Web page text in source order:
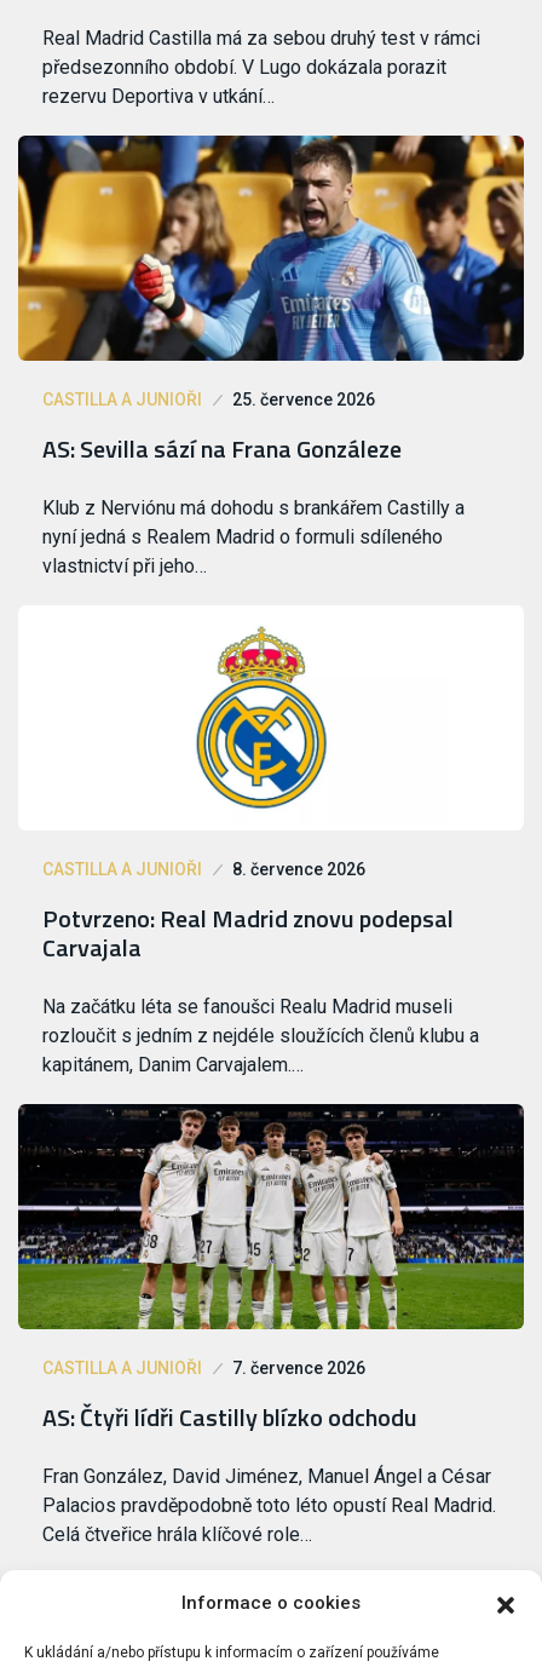
Informace o cookies
K ukládání a/nebo přístupu k informacím o zařízení používáme
Real Madrid Castilla má za sebou druhý test v rámci
předsezonního období. V Lugo dokázala porazit
rezervu Deportiva v utkání…
CASTILLA A JUNIOŘI 25. července 2026
AS: Sevilla sází na Frana Gonzáleze
Klub z Nerviónu má dohodu s brankářem Castilly a
nyní jedná s Realem Madrid o formuli sdíleného
vlastnictví při jeho…
CASTILLA A JUNIOŘI 8. července 2026
Potvrzeno: Real Madrid znovu podepsal
Carvajala
Na začátku léta se fanoušci Realu Madrid museli
rozloučit s jedním z nejdéle sloužících členů klubu a
kapitánem, Danim Carvajalem.…
CASTILLA A JUNIOŘI 7. července 2026
AS: Čtyři lídři Castilly blízko odchodu
Fran González, David Jiménez, Manuel Ángel a César
Palacios pravděpodobně toto léto opustí Real Madrid.
Celá čtveřice hrála klíčové role…